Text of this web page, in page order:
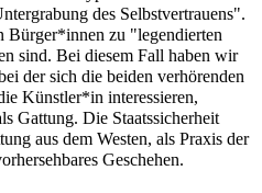
des Selbstvertrauens".
Bürger*innen zu "legendierten
sind. Bei diesem Fall haben wir
der sich die beiden verhörenden
Künstler*in interessieren,
Gattung. Die Staatssicherheit
aus dem Westen, als Praxis der
Geschehen.